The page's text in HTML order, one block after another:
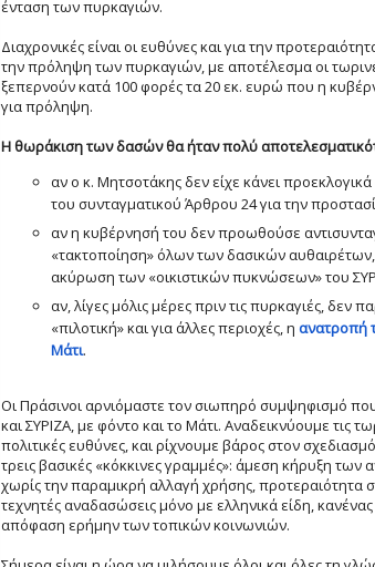
ένταση των πυρκαγιών.
Διαχρονικές είναι οι ευθύνες και για την
την πρόληψη των πυρκαγιών, με αποτέλεσμα οι
ξεπερνούν κατά 100 φορές τα 20 εκ. ευρώ που η
για πρόληψη.
Η θωράκιση των δασών θα ήταν πολύ
αν ο κ. Μητσοτάκης δεν είχε κάνει
του συνταγματικού Άρθρου 24 για την
αν η κυβέρνησή του δεν προωθούσε
«τακτοποίηση» όλων των δασικών
ακύρωση των «οικιστικών πυκνώσεων» του
αν, λίγες μόλις μέρες πριν τις πυρκαγιές, δεν
«πιλοτική» και για άλλες περιοχές, η ανατροπή
Μάτι.
Οι Πράσινοι αρνιόμαστε τον σιωπηρό συμψηφισμό
και ΣΥΡΙΖΑ, με φόντο και το Μάτι. Αναδεικνύουμε τις
πολιτικές ευθύνες, και ρίχνουμε βάρος στον
τρεις βασικές «κόκκινες γραμμές»: άμεση κήρυξη
χωρίς την παραμικρή αλλαγή χρήσης, προτεραιότητα
τεχνητές αναδασώσεις μόνο με ελληνικά είδη,
απόφαση ερήμην των τοπικών κοινωνιών.